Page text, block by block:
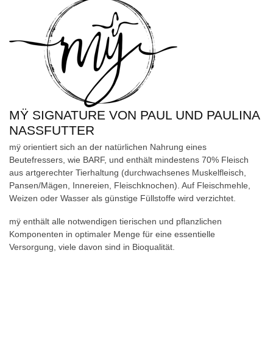
MŸ SIGNATURE VON PAUL UND PAULINA
NASSFUTTER
mÿ orientiert sich an der natürlichen Nahrung eines
Beutefressers, wie BARF, und enthält mindestens 70% Fleisch
aus artgerechter Tierhaltung (durchwachsenes Muskelfleisch,
Pansen/Mägen, Innereien, Fleischknochen). Auf Fleischmehle,
Weizen oder Wasser als günstige Füllstoffe wird verzichtet.
mÿ enthält alle notwendigen tierischen und pflanzlichen
Komponenten in optimaler Menge für eine essentielle
Versorgung, viele davon sind in Bioqualität.